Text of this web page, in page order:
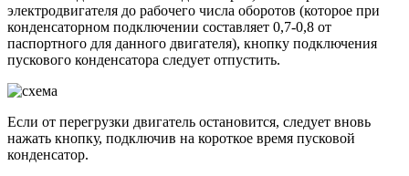
электродвигателя до рабочего числа оборотов (которое при
конденсаторном подключении составляет 0,7-0,8 от
паспортного для данного двигателя), кнопку подключения
пускового конденсатора следует отпустить.
Если от перегрузки двигатель остановится, следует вновь
нажать кнопку, подключив на короткое время пусковой
конденсатор.